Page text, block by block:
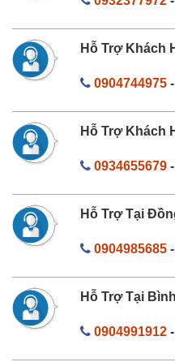
Hỗ Trợ Khách
0904744975-
Hỗ Trợ Khách
0934655679-
Hỗ Trợ Tại
0904985685-
Hỗ Trợ Tại
0904991912-